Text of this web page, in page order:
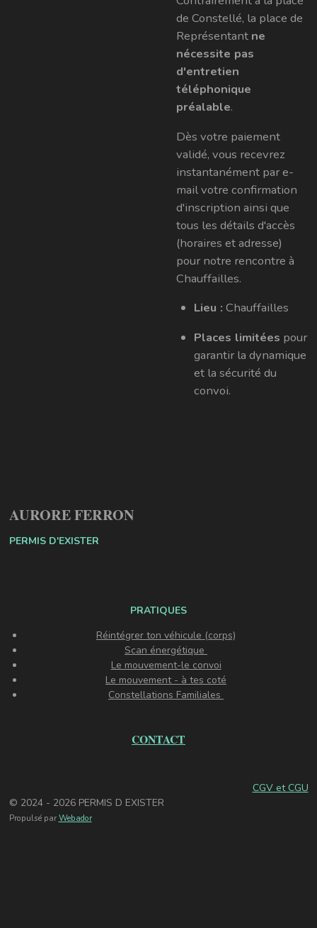
de Constellé, la place de
Représentant ne
nécessite pas
d'entretien
téléphonique
préalable.
Dès votre paiement
validé, vous recevrez
instantanément par e-
mail votre confirmation
d'inscription ainsi que
tous les détails d'accès
(horaires et adresse)
pour notre rencontre à
Chauffailles.
Lieu : Chauffailles
Places limitées pour
garantir la dynamique
et la sécurité du
convoi.
AURORE FERRON
PERMIS D'EXISTER
PRATIQUES
Réintégrer ton véhicule (corps)
Scan énergétique
Le mouvement-le convoi
Le mouvement - à tes coté
Constellations Familiales
CONTACT
CGV et CGU
© 2024 - 2026 PERMIS D EXISTER
Propulsé parWebador